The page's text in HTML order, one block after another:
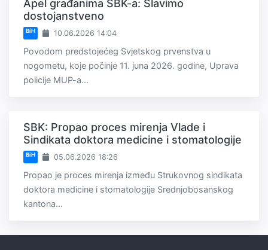
Apel građanima SBK-a: Slavimo
dostojanstveno
BiH 10.06.2026 14:04
Povodom predstojećeg Svjetskog prvenstva u
nogometu, koje počinje 11. juna 2026. godine, Uprava
policije MUP-a...
SBK: Propao proces mirenja Vlade i
Sindikata doktora medicine i stomatologije
BiH 05.06.2026 18:26
Propao je proces mirenja između Strukovnog sindikata
doktora medicine i stomatologije Srednjobosanskog
kantona...